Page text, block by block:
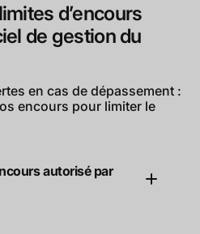
d’encours
de gestion du
en cas de dépassement :
encours pour limiter le
autorisé par